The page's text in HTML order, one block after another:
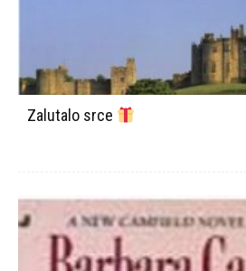
Zalutalo srce